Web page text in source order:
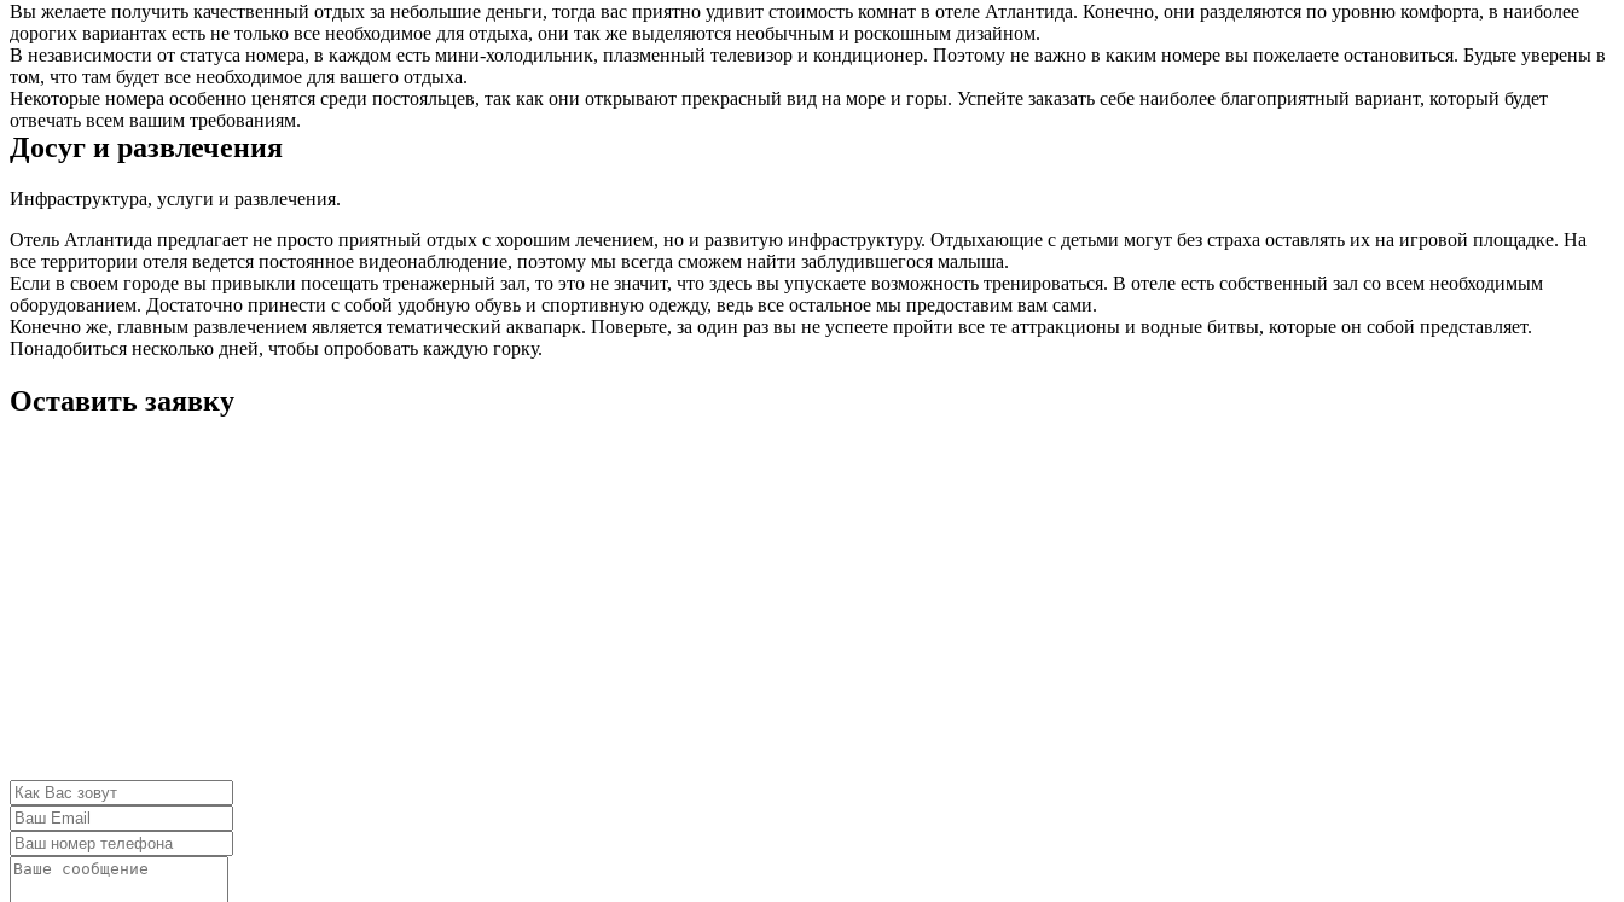
Вы желаете получить качественный отдых за небольшие деньги, тогда вас приятно удивит стоимость комнат в отеле Атлантида. Конечно, они разделяются по уровню комфорта, в наиболее
дорогих вариантах есть не только все необходимое для отдыха, они так же выделяются необычным и роскошным дизайном.
В независимости от статуса номера, в каждом есть мини-холодильник, плазменный телевизор и кондиционер. Поэтому не важно в каким номере вы пожелаете остановиться. Будьте уверены в
том, что там будет все необходимое для вашего отдыха.
Некоторые номера особенно ценятся среди постояльцев, так как они открывают прекрасный вид на море и горы. Успейте заказать себе наиболее благоприятный вариант, который будет
отвечать всем вашим требованиям.
Досуг и развлечения
Инфраструктура, услуги и развлечения.
Отель Атлантида предлагает не просто приятный отдых с хорошим лечением, но и развитую инфраструктуру. Отдыхающие с детьми могут без страха оставлять их на игровой площадке. На
все территории отеля ведется постоянное видеонаблюдение, поэтому мы всегда сможем найти заблудившегося малыша.
Если в своем городе вы привыкли посещать тренажерный зал, то это не значит, что здесь вы упускаете возможность тренироваться. В отеле есть собственный зал со всем необходимым
оборудованием. Достаточно принести с собой удобную обувь и спортивную одежду, ведь все остальное мы предоставим вам сами.
Конечно же, главным развлечением является тематический аквапарк. Поверьте, за один раз вы не успеете пройти все те аттракционы и водные битвы, которые он собой представляет.
Понадобиться несколько дней, чтобы опробовать каждую горку.
Оставить заявку